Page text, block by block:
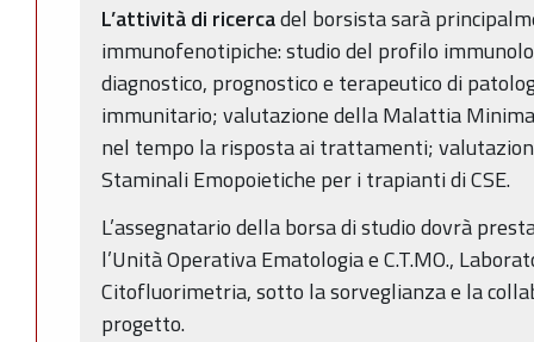
L’attività di ricercadel borsista sarà
immunofenotipiche: studio del profilo
diagnostico, prognostico e terapeutico di
immunitario; valutazione della Malattia
nel tempo la risposta ai trattamenti;
Staminali Emopoietiche per i trapianti di CSE.
L’assegnatario della borsa di studio dovrà
l’Unità Operativa Ematologia e C.T.MO.,
Citofluorimetria, sotto la sorveglianza e la
progetto.